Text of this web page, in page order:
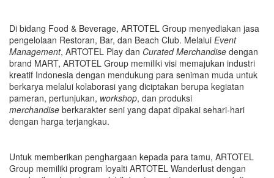
Di bidang Food & Beverage, ARTOTEL Group menyediakan jasa
pengelolaan Restoran, Bar, dan Beach Club. Melalui Event
Management, ARTOTEL Play dan Curated Merchandise dengan
brand MART, ARTOTEL Group memiliki visi memajukan industri
kreatif Indonesia dengan mendukung para seniman muda untuk
berkarya melalui kolaborasi yang diciptakan berupa kegiatan
pameran, pertunjukan, workshop, dan produksi
merchandise berkarakter seni yang dapat dipakai sehari-hari
dengan harga terjangkau.
Untuk memberikan penghargaan kepada para tamu, ARTOTEL
Group memiliki program loyalti ARTOTEL Wanderlust dengan